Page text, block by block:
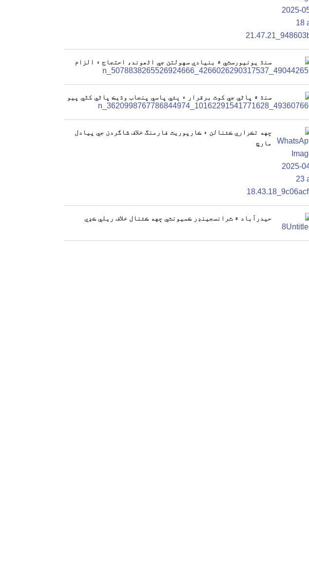
سنڌ يونيورسٽي ۾ بنيادي سهولتن جي اڻھوند، احتجاج ۽ الزام
سنڌ ۾ پاڻي جي کوٽ برقرار ۽ ٻئي پاسي پنجاب وڌيڪ پاڻي کڻي پيو
ڇهه تڪراري ڪئنالن ۽ ڪارپوريٽ فارمنگ خلاف شاگردن جي پيادل
مارچ
حيدرآباد ۾ ٽرانسجينڊر ڪميونٽي ڇهه ڪئنال خلاف ريلي ڪڍي